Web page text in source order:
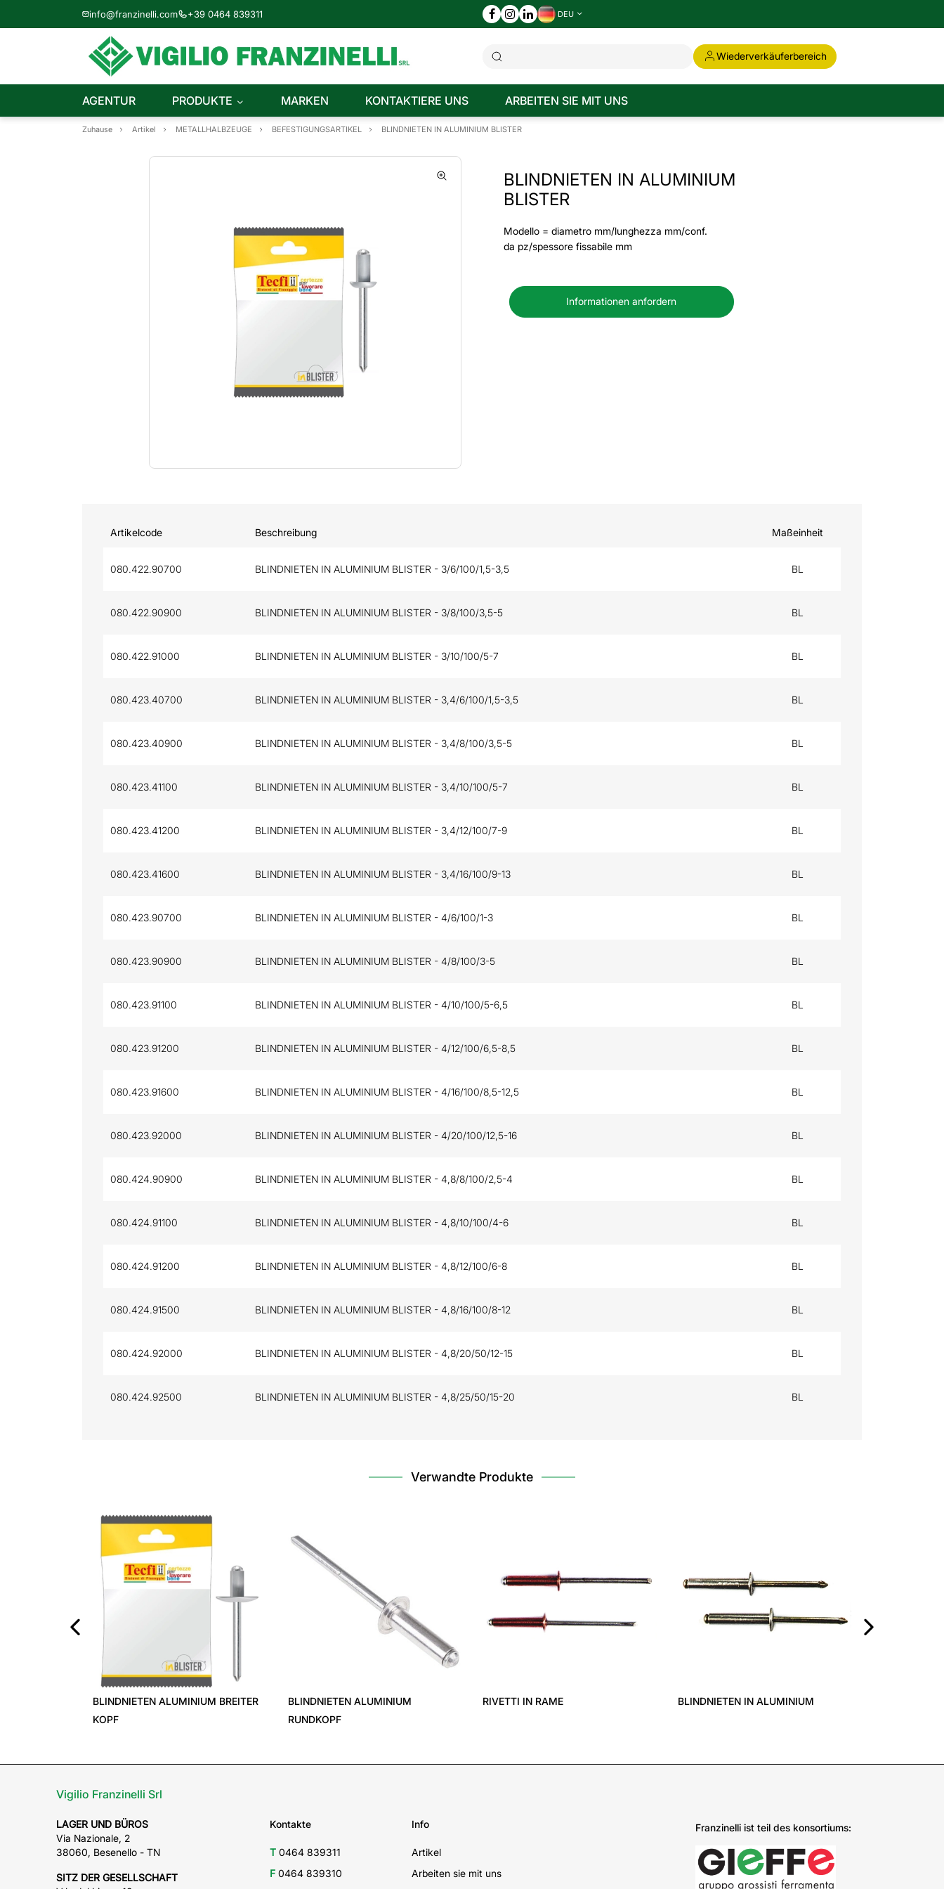
info@franzinelli.com +39 0464 839311 DEU
Wiederverkäuferbereich
AGENTUR PRODUKTE MARKEN KONTAKTIERE UNS ARBEITEN SIE MIT UNS
Zuhause Artikel METALLHALBZEUGE BEFESTIGUNGSARTIKEL BLINDNIETEN IN ALUMINIUM BLISTER
BLINDNIETEN IN ALUMINIUM
BLISTER
Modello = diametro mm/lunghezza mm/conf.
da pz/spessore fissabile mm
Informationen anfordern
Artikelcode Beschreibung Maßeinheit
080.422.90700 BLINDNIETEN IN ALUMINIUM BLISTER - 3/6/100/1,5-3,5 BL
080.422.90900 BLINDNIETEN IN ALUMINIUM BLISTER - 3/8/100/3,5-5 BL
080.422.91000 BLINDNIETEN IN ALUMINIUM BLISTER - 3/10/100/5-7 BL
080.423.40700 BLINDNIETEN IN ALUMINIUM BLISTER - 3,4/6/100/1,5-3,5 BL
080.423.40900 BLINDNIETEN IN ALUMINIUM BLISTER - 3,4/8/100/3,5-5 BL
080.423.41100 BLINDNIETEN IN ALUMINIUM BLISTER - 3,4/10/100/5-7 BL
080.423.41200 BLINDNIETEN IN ALUMINIUM BLISTER - 3,4/12/100/7-9 BL
080.423.41600 BLINDNIETEN IN ALUMINIUM BLISTER - 3,4/16/100/9-13 BL
080.423.90700 BLINDNIETEN IN ALUMINIUM BLISTER - 4/6/100/1-3 BL
080.423.90900 BLINDNIETEN IN ALUMINIUM BLISTER - 4/8/100/3-5 BL
080.423.91100 BLINDNIETEN IN ALUMINIUM BLISTER - 4/10/100/5-6,5 BL
080.423.91200 BLINDNIETEN IN ALUMINIUM BLISTER - 4/12/100/6,5-8,5 BL
080.423.91600 BLINDNIETEN IN ALUMINIUM BLISTER - 4/16/100/8,5-12,5 BL
080.423.92000 BLINDNIETEN IN ALUMINIUM BLISTER - 4/20/100/12,5-16 BL
080.424.90900 BLINDNIETEN IN ALUMINIUM BLISTER - 4,8/8/100/2,5-4 BL
080.424.91100 BLINDNIETEN IN ALUMINIUM BLISTER - 4,8/10/100/4-6 BL
080.424.91200 BLINDNIETEN IN ALUMINIUM BLISTER - 4,8/12/100/6-8 BL
080.424.91500 BLINDNIETEN IN ALUMINIUM BLISTER - 4,8/16/100/8-12 BL
080.424.92000 BLINDNIETEN IN ALUMINIUM BLISTER - 4,8/20/50/12-15 BL
080.424.92500 BLINDNIETEN IN ALUMINIUM BLISTER - 4,8/25/50/15-20 BL
Verwandte Produkte
ALUMINIUM BREITER
BLINDNIETEN ALUMINIUM
RIVETTI IN RAME BLINDNIETEN IN ALUMINIUM
Vigilio Franzinelli Srl
LAGER UND BÜROS
Via Nazionale, 2
38060, Besenello - TN
SITZ DER GESELLSCHAFT
Kontakte
T0464 839311
F0464 839310
Info
Artikel
Arbeiten sie mit uns
Franzinelli ist teil des konsortiums: